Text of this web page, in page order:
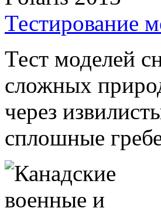
Тестирование
Тест моделей
сложных
через
сплошные